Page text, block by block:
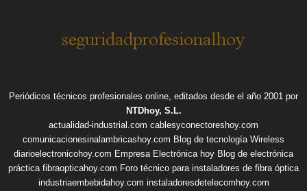
Periódicos técnicos profesionales online, editados desde el año 2001 por
NTDhoy, S.L.
actualidad-industrial.com cablesyconectoreshoy.com
comunicacionesinalambricashoy.com Blog de tecnología Wireless
diarioelectronicohoy.com Empresa Electrónica hoy Blog de electrónica
práctica fibraopticahoy.com Foro técnico para instaladores de fibra óptica
industriaembebidahoy.com instaladoresdetelecomhoy.com